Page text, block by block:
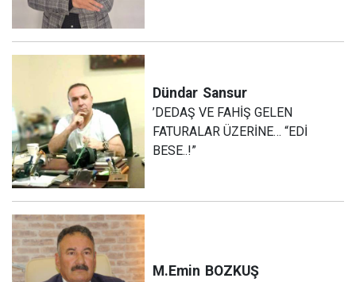
Dündar Sansur
’DEDAŞ VE FAHİŞ GELEN
FATURALAR ÜZERİNE… “EDİ
BESE..!”
M.Emin BOZKUŞ